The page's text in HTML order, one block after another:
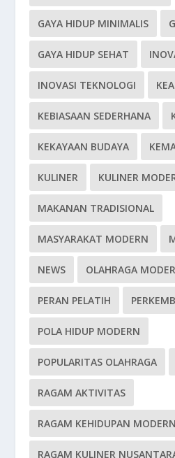
GAYA HIDUP MINIMALIS
GAYA HIDUP SEHAT
INOVASI TEKNOLOGI
KEBIASAAN SEDERHANA
KEKAYAAN BUDAYA
KULINER KULINER
MAKANAN TRADISIONAL
MASYARAKAT MODERN
NEWS OLAHRAGA
PERAN PELATIH
POLA HIDUP MODERN
POPULARITAS OLAHRAGA
RAGAM AKTIVITAS
RAGAM KEHIDUPAN MODERN
RAGAM KULINER